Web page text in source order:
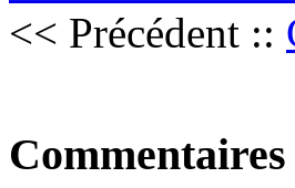
<< Précédent ::
Commentaires